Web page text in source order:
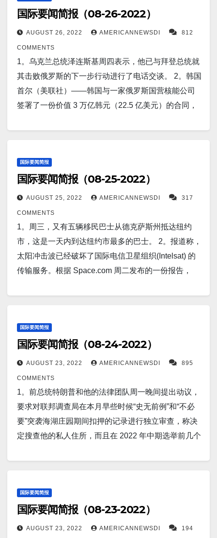
局 (NWS) 警告说，周日和周一，洛杉矶附近的山丘和
山谷的气温可能高达115 华氏度（46 摄氏度）。 13。
到 2024 年的更严重衰退的前兆。摩根士丹利亚洲区主
席斯蒂芬·罗奇警告说，美国需要一个“奇迹”，才能避免
经济衰退。 14。报道称，麻省理工学院的新型铝硫电
池可以为可再生能源提供低成本存储。麻省理工学
理工学院以及中国、加拿大、肯塔基州和田纳西州的
池，它可能会取代锂离子电池，并且 根据该机构周三
发表的一份声明，它是储存可再生能源的关键。 15。
普遍下跌，因为投资者仍然对美联储承诺只要需要控
制通胀就保持高利率感到不安。截至东部时间上
午 11:45，标准普尔 500 指数下跌0.7%。 基准指数中
约有 70% 的股票下跌。 该指数周五下跌 3.4%，
为 6 月中旬以来的最大单日跌幅。 16。美国疫情 昨日
美国新增新冠患者6,833人。新增死亡人数2人。 17。
情 昨日印度新增新冠患者7,591人； 日本新增157,756
人； 中国新增13,474人。 俄罗斯昨日新增新冠患者
46,133人。 德国新增_人。 法国新增_人。 英国新增_
人。 以下是社区广告：…
生素治疗是安全的，可以使许多患者避免手术和住
院，应将其作为医患共同决策过程的一部分进行探
索。 9。专家警告称，中国在遏制可能是世界上最大的
房地产崩盘的斗争中已经到了不可逆转的地步，这使
中国领导层和全球经济处于危险之中。 10。
由 CNIC 和 Ferrer 开发的复方药丸包括三种药物（阿
司匹林、血管紧张素转换酶 (ACE) 抑制剂和他汀类药
物），可有效预防心脏病患者的继发性心血管不良事
弗·加里森博士说，更年期引起的荷尔蒙变化引发了身
体其他部位“更快”的衰老。 12。据一名美国官员称，
在周三对该地区的联军基地发动火箭袭击并造成三名
地和火箭发射器进行了额外的空袭。 13。中国九江
（路透社）——中国中部江西省九江市的农民周六告
诉路透社，钻井队正在长时间工作打井，连续工作15
个小时，以应对席卷中国部分地区的毁灭性干旱。
利亚出售 40 架黑鹰直升机，这是加强堪培拉和华盛顿
透社） - 台湾中国政策制定大陆事务委员会负责人周五
表示，他将访问美国，与官员会面并在智库活动中发
昨日美国新增新冠患者13,086人。新增死亡人数55
人。 17。康州新增新冠感染513人，新增死0人。 纽约
州新增新冠确诊人数2,490人。新增死亡人数0人。 新
泽西州昨天新增病例为2,795人。新增死亡为9人。
18。世界疫情 昨日印度新增新冠患者9,436人； 日本
新增180,060人； 中国新增8,764人。 俄罗斯昨日新增
兰部分被占领的顿涅茨克地区。 7。北约报告称，在乌
动一系列大胆袭击后，恐慌的“普京”将所有战斗机撤出
克里米亚。 8。一个国际科学家团队宣布发现了 TOI-
1452 b，一个可能完全被深海覆盖的系外行星，它围
绕位于距离地球约 100 光年的天龙座的双星系统中的
两颗小恒星中的一颗运行。 9。这种名为 ERX-41 的
新化合物可杀死广泛的难以治疗的癌症。德克萨斯大
表明，中药玉屏风在治疗儿童反复呼吸道感染方面与
对抗疗法药物一样有效。 11。报道称，得克萨斯州一
条河流的消失导致了 1.13 亿年前的食肉恐龙足迹被发
现。 12。神秘的“西班牙巨石阵”不再在水下。 持续的
干旱导致这个隐藏了几十年的历史考古遗址浮出水
面。该宝藏由数百块垂直堆叠的巨石组成，被认为是
在公元前 5000 年左右创造的。 13。研究表明，睡好
觉可以预防十分之七的心脏病发作和中风。 14。跟随
其 IPO 定价为每股 5 美元，然后在周五飙升至 160 美
元以上。其他近期也进行了大规模 IPO 的中国股票包
括尚乘数科和魔幻帝国。 15。T-Mobile 和 SpaceX 宣
段直接连接到运营商的手机。 两家公司希望在有卫星
覆盖的地方实现全球漫游，并且该服务可能会免费添
加到现有的 T-Mobile 计划中。 16。美国疫情 昨日美
国新增新冠患者142,220人。新增死亡人数694人。
增新冠确诊人数4,814人。新增死亡人数17人。 新泽西
界疫情 昨日印度新增新冠患者9,520人； 日本新增
192,305人； 中国新增8,218人。 俄罗斯昨日新增新冠
人。 英国新增157人。 以下是社区广告：…
美联储保持激进利率的押注，短期国债收益率攀升。
3。上周洛克希德马丁公司宣布，终于交付了 60+
器（HELIOS)，这是第一个集成到海军陆战队的战术
激光武器系统。 4。经济学家警告说，美国房地产市场
的状况比美联储所表现的要“糟糕得多”——随着政策制
定者努力降低通胀，房价即将出现“急剧”下跌。 5。美
的决心谈到美联储决心继续加息战胜通胀。因此，在
分之三点的可能性仍然存在。至少有半个点的加息是
肯定的。 6。东京，8 月 26 日（路透社）——日本政
倍晋三举行国葬。 7。悉尼，8 月 25 日（路透社）
——预算委员会获悉，所罗门群岛总理办公室去年两
次向 50 名国会议员中的39 名分发了中国政府资金，
这引发了批评，这些款项是出于政治动机。 8。一项新
的研究表明，艰难梭菌（Clostridioides difficile）是导
致某些结肠直肠癌的原因。 9。香港（路透社）——北
构审查中国和香港的会计师事务所。 10。数百万人受
到巴基斯坦山洪的影响，死亡人数超过 900 人。在这
场灾难之前，该国正面临经济危机，据半岛电视台报
道，现在季风降雨导致约 50,000 人无家可归。 谢赫巴
兹谢里夫总理在推特上表示，他正在向“捐助者、友好
国家和国际金融机构寻求援助”。 11。850 架 Black
Hornet 微型无人机由挪威开发，目前由总部位于加利
福尼亚的 Teledyne Flir 生产，正被送往乌克兰，以支
架战斗机和350架直升机。 13。路透华盛顿8月25
日 - 消息人士告诉路透，中国为回应美国众议院议长南
希佩洛西的访问而在台湾周边进行了激进的军事演
国际要闻简报（08-26-2022）
AUGUST 26, 2022 AMERICANNEWSDI 812
COMMENTS
1。乌克兰总统泽连斯基周四表示，他已与拜登总统就
其击败俄罗斯的下一步行动进行了电话交谈。 2。韩国
首尔（美联社）——韩国与一家俄罗斯国营核能公司
签署了一份价值 3 万亿韩元（22.5 亿美元）的合同，
都将资助并在亚利桑那州钱德勒建立一家新工厂。显
然，这是英特尔众多类似交易中的第一个。 4。由于审
计纠纷可能很快得到解决，中国公司在美国上市的股
员在达成协议方面取得了实质性进展。阿里巴巴、京
东等股票上涨。 5。根据周四高温之前发布的官方数
据，由创纪录的热浪加剧的严重干旱已经蔓延到中国
的一半地区，甚至蔓延到了通常寒冷的青藏高原。 6。
考虑在中国以外建立平行供应链，以减少对中国的依
成。 本田发言人在给路透社的一份声明中将该计划描
述为“风险对冲”，但表示这与脱钩“不太一样”。 7。在
中，这从未发生过。 科学家和人道主义组织警告说，
埃塞俄比亚、肯尼亚和索马里可能在 2022 年经历历史
最高水平的粮食不安全。 8。上海/北京（路透社）
——据直接了解此事的人士称，中国外汇监管机构周
三致电多家银行，警告它们不要大举抛售人民币，这
是官方对近期人民币疲软感到不安的新迹象。 9。一篇
场的债务。但随着中国债券市场出现创纪录的资金外
流，北京面临着巨大考验。 10。在为一项新研究查看
了各种流行的纹身样本后，研究人员发现近 50% 的纹
国际要闻简报
国际要闻简报（08-25-2022）
AUGUST 25, 2022 AMERICANNEWSDI 317
COMMENTS
1。周三，又有五辆移民巴士从德克萨斯州抵达纽约
市，这是一天内到达纽约市最多的巴士。 2。报道称，
太阳冲击波已经破坏了国际电信卫星组织(Intelsat) 的
传输服务。根据 Space.com 周二发布的一份报告，
俄罗斯开展业务，可能会受到制裁。 4。北京（美联
社）——位于南中国海的海南岛表示，它将成为中国
第一个禁止销售汽油和柴油动力汽车以遏制气候变化
示，到 2030 年将禁止销售化石燃料汽车，并通过减税
和扩大充电网络推广电动汽车。 5。中国当局警告称，
秋收正面临高温和干旱的“严重威胁”，并敦促在该国有
史以来最热的夏季采取行动保护农作物。这个世界第
和干旱的打击——科学家们警告说，由于气候变化，
检测到一个快速增长的太阳黑子，它直接指向地球，
并可能在未来几天向我们发起一次太阳能攻击。这个
跃区域”，几天前还只是昙花一现。 据
国际要闻简报
国际要闻简报（08-24-2022）
AUGUST 23, 2022 AMERICANNEWSDI 895
COMMENTS
1。前总统特朗普和他的法律团队周一晚间提出动议，
要求对联邦调查局在本月早些时候“史无前例”和“不必
要”突袭海湖庄园期间扣押的记录进行独立审查，称决
定搜查他的私人住所，而且在 2022 年中期选举前几个
周年纪念日表示，台湾决心自卫，侵略者将承担“沉重
的代价”。 3。基辅（路透社）——乌克兰总统泽连斯
基（Volodymyr Zelenskiy）周二警告莫斯科，如果俄
国际要闻简报
国际要闻简报（08-23-2022）
AUGUST 23, 2022 AMERICANNEWSDI 194